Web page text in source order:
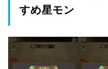
すめ星モン